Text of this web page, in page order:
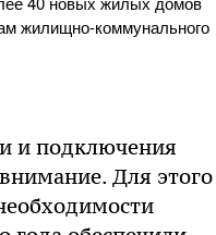
жилищно-коммунального
и подключения
Для этого